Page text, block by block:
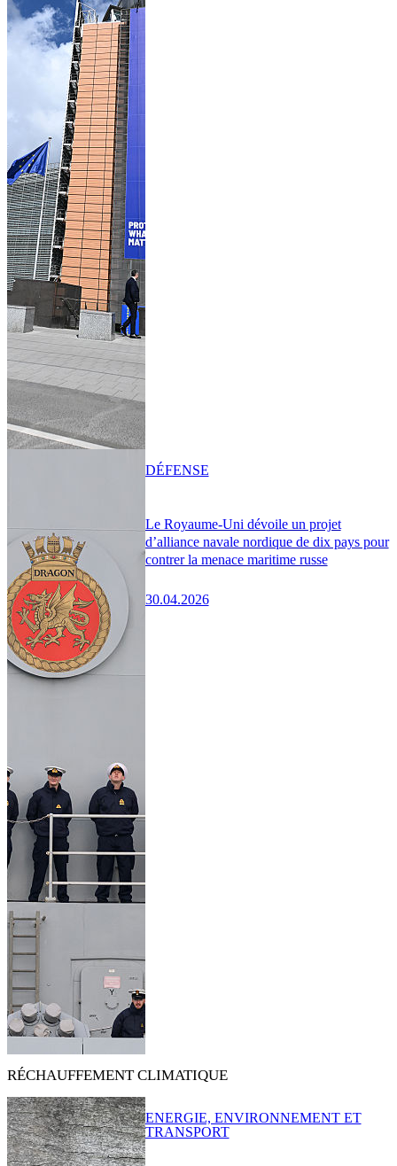
Le Royaume-Uni dévoile un projet
d’alliance navale nordique de dix pays pour
contrer la menace maritime russe
30.04.2026
DÉFENSE
RÉCHAUFFEMENT CLIMATIQUE
ENERGIE, ENVIRONNEMENT ET
TRANSPORT